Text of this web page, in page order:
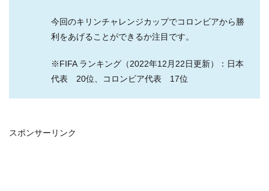
今回のキリンチャレンジカップでコロンビアから勝
利をあげることができるか注目です。
※FIFA ランキング（2022年12月22日更新）：日本
代表 20位、コロンビア代表 17位
スポンサーリンク